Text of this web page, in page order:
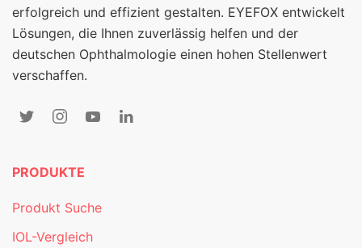
erfolgreich und effizient gestalten. EYEFOX entwickelt
Lösungen, die Ihnen zuverlässig helfen und der
deutschen Ophthalmologie einen hohen Stellenwert
verschaffen.
PRODUKTE
Produkt Suche
IOL-Vergleich